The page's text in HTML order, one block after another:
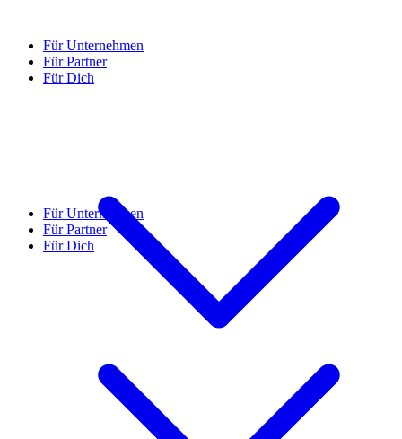
Für Unternehmen
Für Partner
Für Dich
Für Unternehmen
Für Partner
Für Dich